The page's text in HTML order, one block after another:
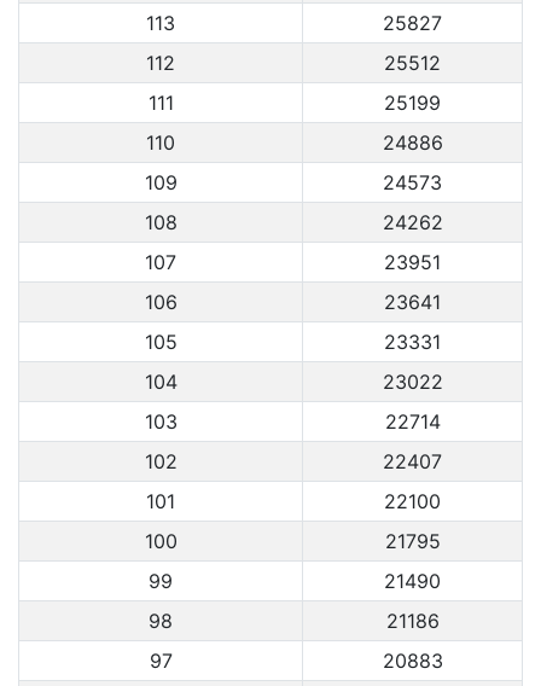
113
25827
112
25512
111
25199
110
24886
109
24573
108
24262
107
23951
106
23641
105
23331
104
23022
103
22714
102
22407
101
22100
100
21795
99
21490
98
21186
97
20883